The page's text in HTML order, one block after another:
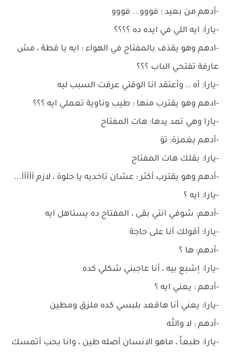
-أدهم من بعيد : فووو .. فووو
-يارا: ايه اللي في ايده ده ؟؟؟؟
-ادهم وهو يقذف بالمفتاح في الهواء : ايه يا قطة ، مش
عارفة تفتحي الباب ؟؟؟
-يارا: أه .. وأعتقد انا الوقتي عرفت السبب ليه
-ادهم وهو يقترب منها : طيب وناوية تعملي ايه ؟؟؟
-يارا وهي تمد يدها: هات المفتاح
-أدهم بغمزة: تؤ
-يارا: بقلك هات المفتاح
-أدهم وهو يقترب أكثر : عشان تاخديه يا حلوة ، لازم آآآآآ...
-يارا: ايه ؟
-أدهم: شوفي انتي بقى ، المفتاح ده يستاهل ايه
-يارا: أقولك أنا على حاجة
-أدهم: ها ؟
-يارا: إشبع بيه ، أنا عاجبني شكلي كده
-أدهم : يعني ايه ؟
-يارا: يعني أنا هاقعد بلبسي كده ملزق ومطين
-أدهم : لا والله
-يارا: طبعاً ، ماهو الانسان أصله طين ، وانا بحب أتمسك